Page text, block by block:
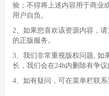
验；不得将上述内容用于商业
用户自负。
2、如果您喜欢该资源内容，
的正版服务。
3、我们非常重视版权问题, 如
长，我们会在24h内删除有争议
4、如有疑问，可在菜单栏联系